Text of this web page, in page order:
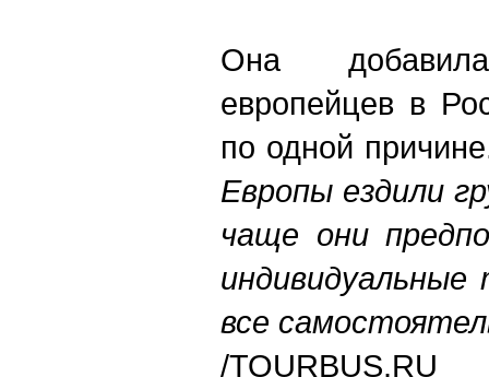
Она
европейцев в
по одной
Европы ездили
чаще они
все
/TOURBUS.RU